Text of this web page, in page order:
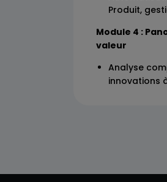
Produit,
Module 4 :
valeur
Analyse
innovations